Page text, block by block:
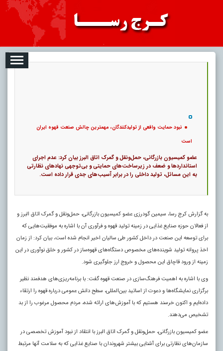
تبلیغات درباره ما ارتباط با ما
نبود حمایت واقعی از تولیدکنندگان، مهمترین چالش صنعت قهوه ایران
است
عضو کمیسیون بازرگانی، حمل‌ونقل و گمرک اتاق البرز بیان کرد: عدم اجرای
استانداردها و ضعف در زیرساخت‌های حمایتی و بی‌توجهی نهادهای نظارتی
به این مسائل، تولید داخلی را در برابر آسیب‌های جدی قرار داده است.
به گزارش کرج رسا، سیمین گودرزی عضو کمیسیون بازرگانی، حمل‌ونقل و گمرک اتاق البرز و
از فعالان حوزه صنایع غذایی در زمینه تولید قهوه و فرآوری آن با اشاره به موفقیت‌‌هایی که
برای توسعه این صنعت در داخل کشور طی سالیان اخیر انجام شده است، بیان کرد: از زمان
اخذ پروانه تولید شوینده‌های مخصوص دستگاه‌های قهوه‌ساز در کشور و خلق نوآوری در این
زمینه از ورود قاچاق این محصول و خروج ارز جلوگیری شود.
وی با اشاره به اهمیت فرهنگ‌سازی در صنعت قهوه گفت: با برنامه‌ریزی‌های هدفمند نظیر
برگزاری نمایشگاه‌ها و دعوت از اساتید بین‌المللی، سطح دانش عمومی درباره قهوه را ارتقاء
داد‌ه‌ایم و اکنون خرسند هستیم که با آموزش‌های ارائه شده، مردم محصول مرغوب را از بد
تشخیص می‌دهند.
عضو کمیسیون بازرگانی، حمل‌ونقل و گمرک اتاق البرز با انتقاد از نبود آموزش تخصصی در
سازمان‌های نظارتی برای آشنایی بیشتر شهروندان با صنایع غذایی که به سلامت آنها مرتبط